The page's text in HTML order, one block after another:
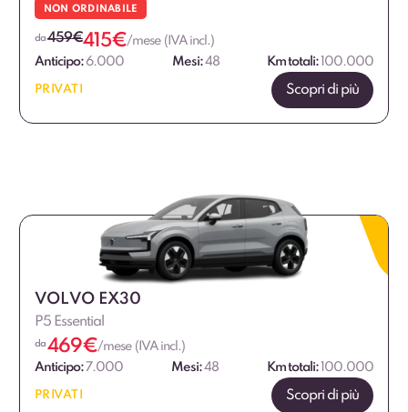
NON ORDINABILE
da 459€415€/mese (IVA incl.)
Anticipo: 6.000 Mesi:48 Km totali: 100.000
PRIVATI Scopri di più
VOLVO EX30
P5 Essential
da 469€/mese (IVA incl.)
Anticipo: 7.000 Mesi:48 Km totali: 100.000
PRIVATI Scopri di più